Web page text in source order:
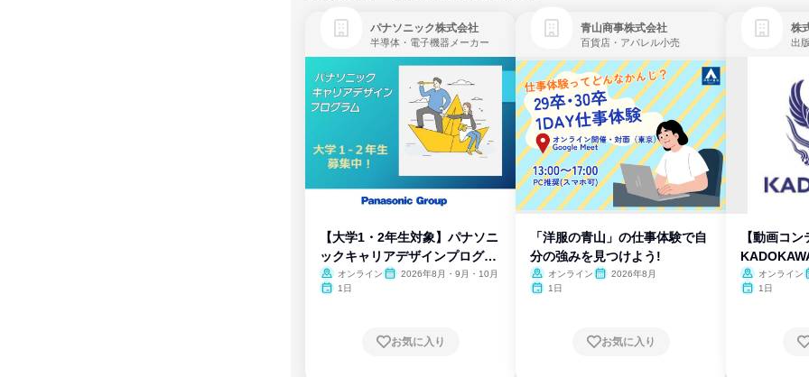
パナソニック株式会社
半導体・電子機器メーカー
【大学1・2年生対象】パナソニ
ックキャリアデザインプログラ
ム
オンライン
2026年8月・9月・10月
1日
お気に入り
青山商事株式会社
百貨店・アパレル小売
「洋服の青山」の仕事体験で自
分の強みを見つけよう!
オンライン
2026年8月
1日
お気に入り
株
出
【動画コン
オンライン
1日